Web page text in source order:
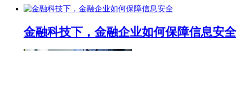
金融科技下，金融企业如何保障信息安全